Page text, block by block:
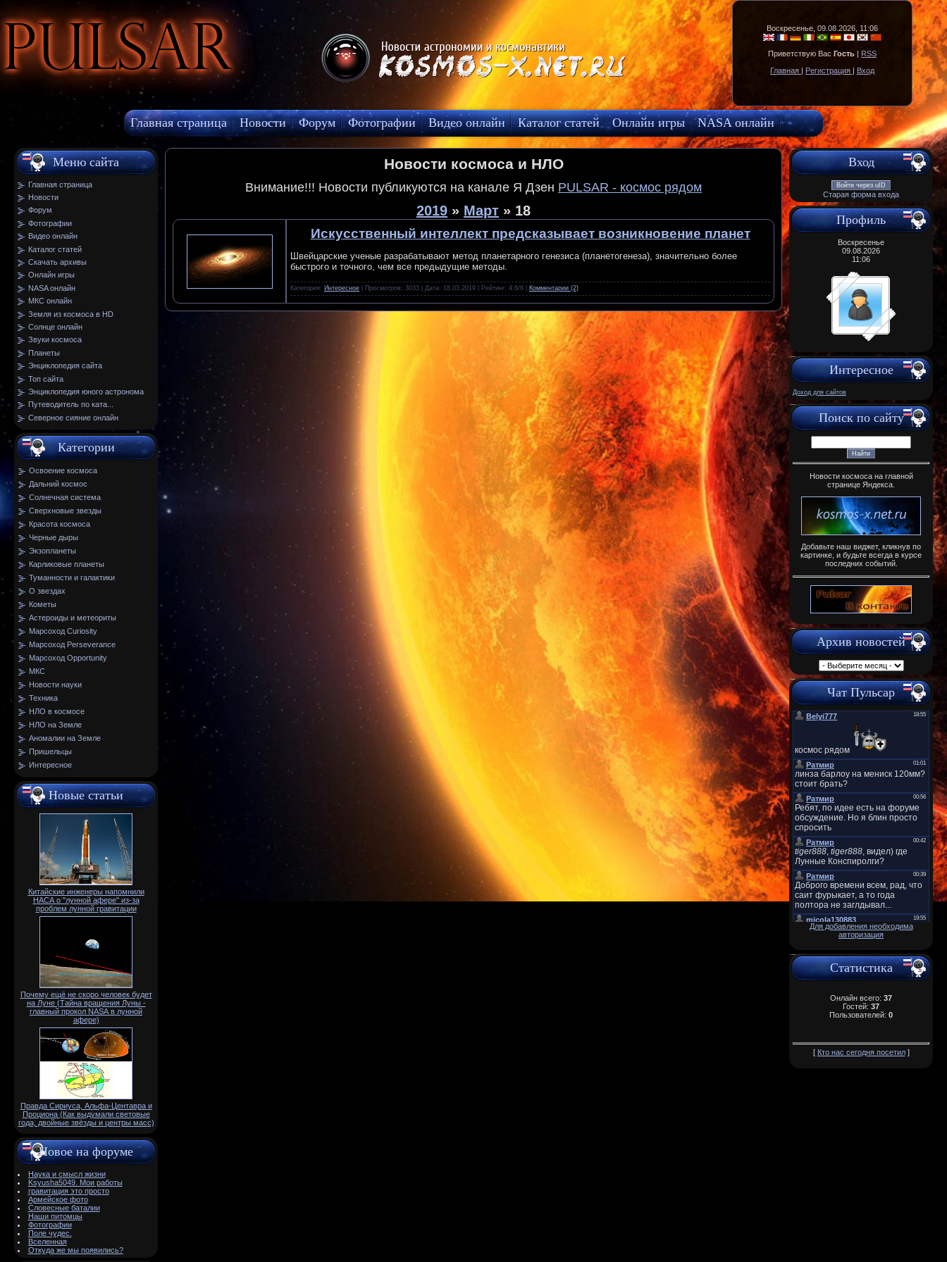
Pulsar Воскресенье, 09.08.2026, 11:06
Приветствую Вас Гость | RSS
Главная | Регистрация | Вход
Главная страница Новости Форум Фотографии Видео онлайн Каталог статей Онлайн игры
NASA онлайн
МКС онлайн
Меню сайта
Главная страница
Новости
Форум
Фотографии
Видео онлайн
Каталог статей
Скачать архивы
Онлайн игры
NASA онлайн
МКС онлайн
Земля из космоса в HD
Солнце онлайн
Звуки космоса
Планеты
Энциклопедия сайта
Топ сайта
Энциклопедия юного астронома
Путеводитель по ката...
Северное сияние онлайн
Категории
Освоение космоса
Дальний космос
Солнечная система
Сверхновые звезды
Красота космоса
Черные дыры
Экзопланеты
Карликовые планеты
Туманности и галактики
О звездах
Кометы
Астероиды и метеориты
Марсоход Curiosity
Марсоход Perseverance
Марсоход Opportunity
МКС
Новости науки
Техника
НЛО в космосе
НЛО на Земле
Аномалии на Земле
Пришельцы
Интересное
Новые статьи
Китайские инженеры напомнили
НАСА о "лунной афере" из-за
проблем лунной гравитации
Почему ещё не скоро человек будет
на Луне (Тайна вращения Луны -
главный прокол NАSА в лунной
афере)
Правда Сириуса, Альфа-Центавра и
Проциона (Как выдумали световые
года, двойные звёзды и центры масс)
Новое на форуме
Наука и смысл жизни
Ksyusha5049. Мои работы
гравитация это просто
Армейское фото
Словесные баталии
Наши питомцы
Фотографии
Поле чудес.
Вселенная
Откуда же мы появились?
Новости космоса и НЛО
Внимание!!! Новости публикуются на канале Я Дзен PULSAR - космос рядом
2019 » Март » 18
Искусственный интеллект предсказывает возникновение планет
Швейцарские ученые разрабатывают метод планетарного генезиса (планетогенеза), значительно более
быстрого и точного, чем все предыдущие методы.
Категория: Интересное | Просмотров: 3033 | Дата: 18.03.2019 | Рейтинг: 4.6/8 | Комментарии (2)
Вход
Войти через uID
Старая форма входа
Профиль
Воскресенье
09.08.2026
11:06
Интересное
Доход для сайтов
Поиск по сайту
Новости космоса на главной
странице Яндекса.
Добавьте наш виджет, кликнув по
картинке, и будьте всегда в курсе
последних событий.
Архив новостей
Чат Пульсар
Для добавления необходима
авторизация
Статистика
Онлайн всего: 37
Гостей: 37
Пользователей: 0
[ Кто нас сегодня посетил]